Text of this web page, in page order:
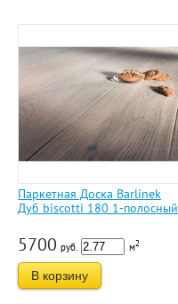
Паркетная Доска Barlinek
Дуб biscotti 180 1-полосный
5700 руб. м2
В корзину